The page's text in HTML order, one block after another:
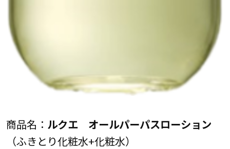
商品名： ルクエ オールパーパスローション
（ふきとり化粧水+化粧水）